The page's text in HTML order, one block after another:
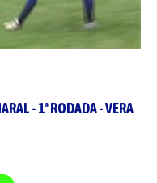
- 1ª RODADA - VERA